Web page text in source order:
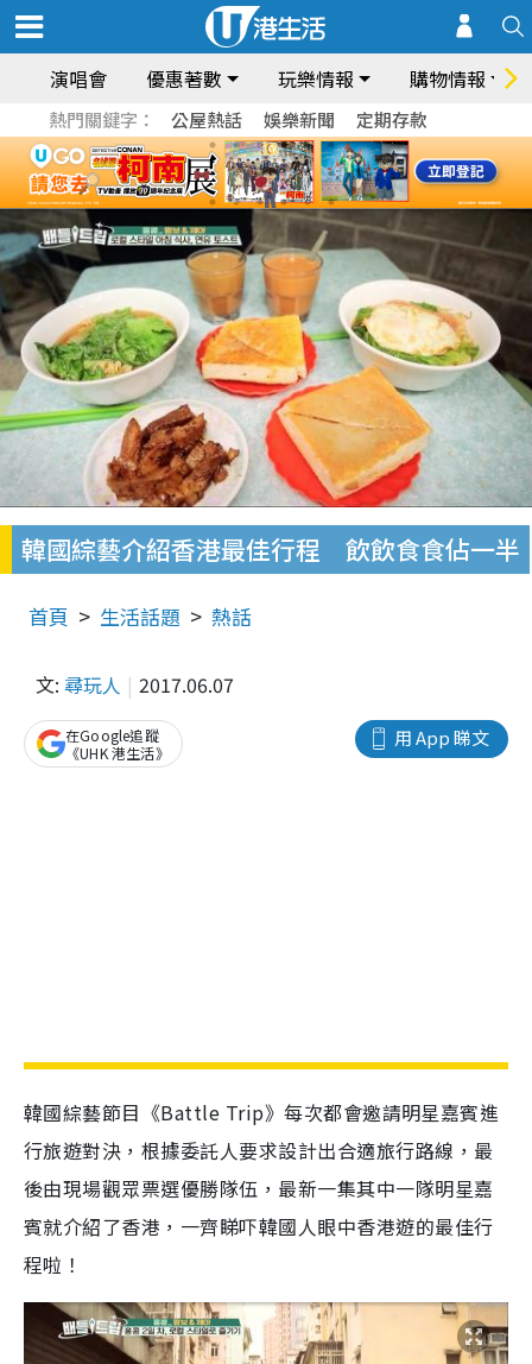
演唱會 優惠著數 玩樂情報 購物情報
熱門關鍵字： 公屋熱話 娛樂新聞 定期存款
韓國綜藝介紹香港最佳行程 飲飲食食佔一半
首頁 生活話題 熱話
文: 尋玩人 2017.06.07
用 App 睇文
在Google追蹤
《UHK 港生活》
韓國綜藝節目《Battle Trip》每次都會邀請明星嘉賓進
行旅遊對決，根據委託人要求設計出合適旅行路線，最
後由現場觀眾票選優勝隊伍，最新一集其中一隊明星嘉
賓就介紹了香港，一齊睇吓韓國人眼中香港遊的最佳行
程啦！